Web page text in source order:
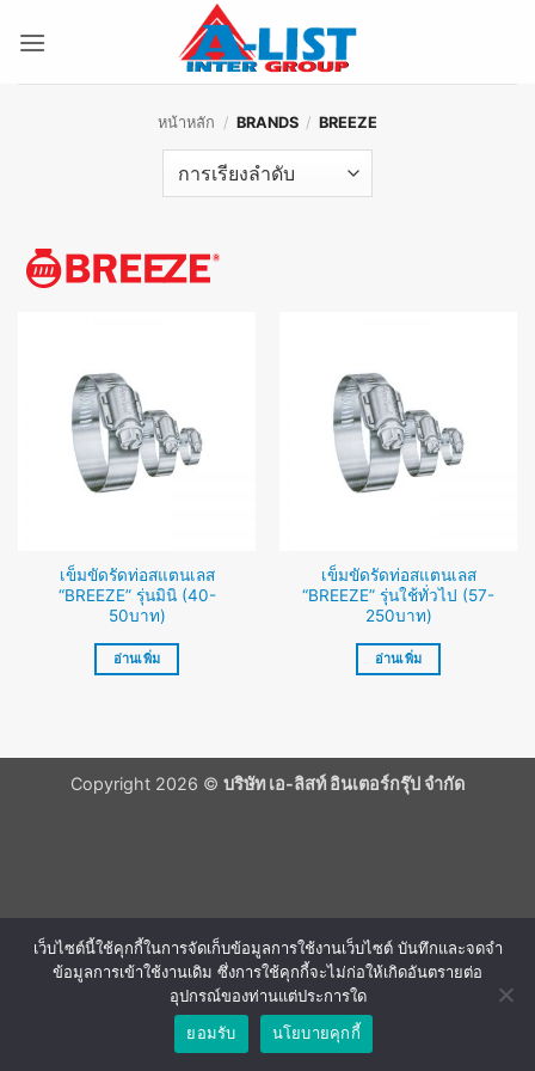
หน้าหลัก / BRANDS / BREEZE
เข็มขัดรัดท่อสแตนเลส
“BREEZE” รุ่นมินิ (40-
50บาท)
อ่านเพิ่ม
เข็มขัดรัดท่อสแตนเลส
“BREEZE” รุ่นใช้ทั่วไป (57-
250บาท)
อ่านเพิ่ม
Copyright 2026 © บริษัท เอ-ลิสท์ อินเตอร์กรุ๊ป จำกัด
เว็บไซต์นี้ใช้คุกกี้ในการจัดเก็บข้อมูลการใช้งานเว็บไซต์ บันทึกและจดจำ
ข้อมูลการเข้าใช้งานเดิม ซึ่งการใช้คุกกี้จะไม่ก่อให้เกิดอันตรายต่อ
อุปกรณ์ของท่านแต่ประการใด
ยอมรับ
นโยบายคุกกี้